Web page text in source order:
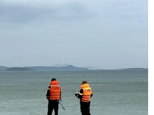
(Ảnh: Thanh Liêm/TTXVN)
chức, người hoạt động
người lao động sau khi sắp